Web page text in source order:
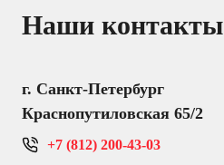
Наши контакты
г. Санкт-Петербург
Краснопутиловская 65/2
+7 (812) 200-43-03